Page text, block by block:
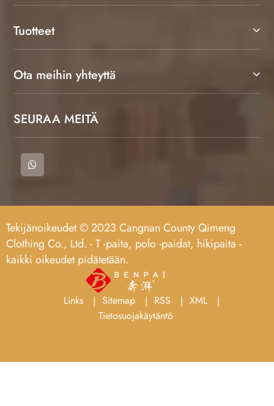
Tuotteet
Ota meihin yhteyttä
SEURAA MEITÄ
Tekijänoikeudet © 2023 Cangnan County Qimeng
Clothing Co., Ltd. - T -paita, polo -paidat, hikipaita -
kaikki oikeudet pidätetään.
Links Sitemap RSS
XML
Tietosuojakäytäntö